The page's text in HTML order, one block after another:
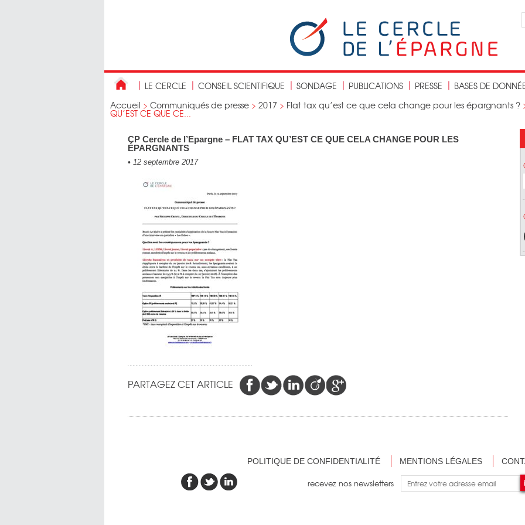
LE CERCLE CONSEIL SCIENTIFIQUE SONDAGE PUBLICATIONS PRESSE
BASES DE
Accueil > Communiqués de presse > 2017 > Flat tax qu’est ce que cela change pour les épargnants ?
QU’EST CE QUE CE...
CP Cercle de l’Epargne – FLAT TAX QU’EST CE QUE CELA CHANGE POUR LES
ÉPARGNANTS
• 12 septembre 2017
PARTAGEZ CET ARTICLE
POLITIQUE DE CONFIDENTIALITÉ MENTIONS LÉGALES
recevez nos newsletters